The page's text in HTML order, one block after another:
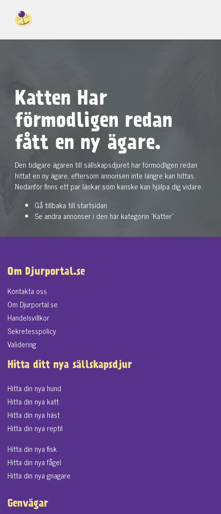
Katten Har
förmodligen redan
fått en ny ägare.
Den tidigare ägaren till sällskapsdjuret har förmodligen redan
hittat en ny ägare, eftersom annonsen inte längre kan hittas.
Nedanför finns ett par länkar som kanske kan hjälpa dig vidare.
Gå tillbaka till startsidan
Se andra annonser i den här kategorin "Katter"
Om Djurportal.se
Kontakta oss
Om Djurportal.se
Handelsvillkor
Sekretesspolicy
Validering
Hitta ditt nya sällskapsdjur
Hitta din nya hund
Hitta din nya katt
Hitta din nya häst
Hitta din nya reptil
Hitta din nya fisk
Hitta din nya fågel
Hitta din nya gnagare
Genvägar